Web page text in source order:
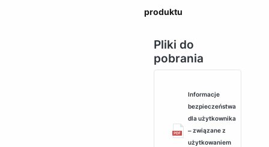
produktu
Pliki do
pobrania
Informacje
bezpieczeństwa
dla użytkownika
‒ związane z
użytkowaniem